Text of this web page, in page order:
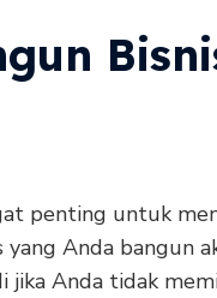
penting untuk
Anda bangun
jika Anda tidak